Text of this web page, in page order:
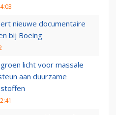
nieuwe documentaire
bij Boeing
licht voor massale
aan duurzame